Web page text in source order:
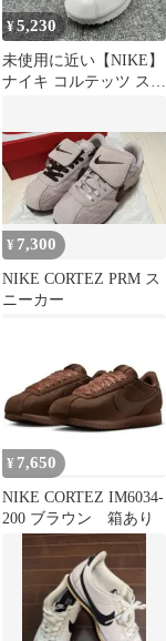
¥5,230
未使用に近い【NIKE】
ナイキ コルテッツ スニ
¥ 7,300
NIKE CORTEZ PRM ス
ニーカー
¥ 7,650
NIKE CORTEZ IM6034-
200 ブラウン 箱あり